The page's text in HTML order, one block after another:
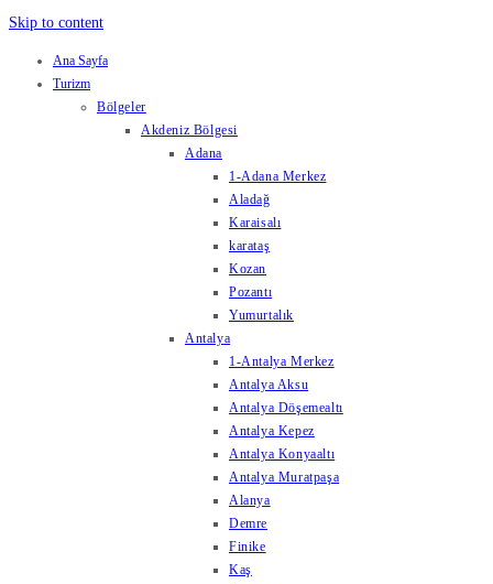
Skip to content
Ana Sayfa
Turizm
Bölgeler
Akdeniz Bölgesi
Adana
1-Adana Merkez
Aladağ
Karaisalı
karataş
Kozan
Pozantı
Yumurtalık
Antalya
1-Antalya Merkez
Antalya Aksu
Antalya Döşemealtı
Antalya Kepez
Antalya Konyaaltı
Antalya Muratpaşa
Alanya
Demre
Finike
Kaş